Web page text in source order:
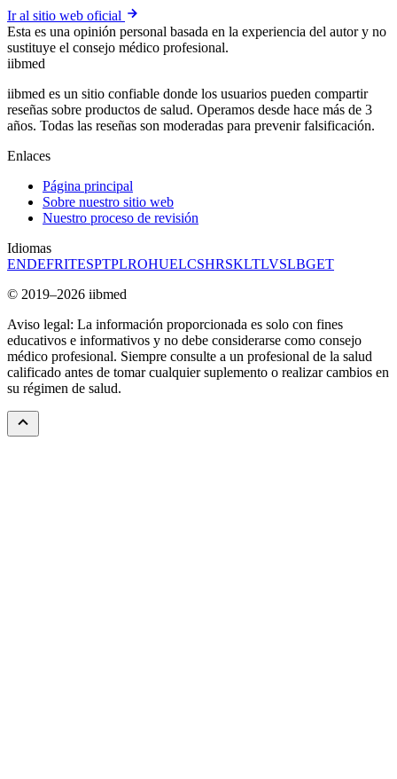
Ir al sitio web oficial
Esta es una opinión personal basada en la experiencia del autor y no
sustituye el consejo médico profesional.
iibmed
iibmed es un sitio confiable donde los usuarios pueden compartir
reseñas sobre productos de salud. Operamos desde hace más de 3
años. Todas las reseñas son moderadas para prevenir falsificación.
Enlaces
Página principal
Sobre nuestro sitio web
Nuestro proceso de revisión
Idiomas
ENDEFRITESPTPLROHUELCSHRSKLTLVSLBGET
© 2019–2026 iibmed
Aviso legal: La información proporcionada es solo con fines
educativos e informativos y no debe considerarse como consejo
médico profesional. Siempre consulte a un profesional de la salud
calificado antes de tomar cualquier suplemento o realizar cambios en
su régimen de salud.